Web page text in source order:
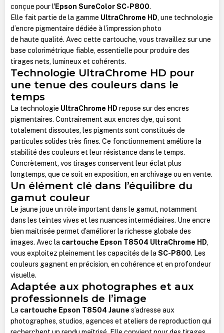
conçue pour l'Epson SureColor SC-P800.
Elle fait partie de la gamme UltraChrome HD, une technologie
d’encre pigmentaire dédiée à l’impression photo
de haute qualité. Avec cette cartouche, vous travaillez sur une
base colorimétrique fiable, essentielle pour produire des
tirages nets, lumineux et cohérents.
Technologie UltraChrome HD pour
une tenue des couleurs dans le
temps
La technologie UltraChrome HD repose sur des encres
pigmentaires. Contrairement aux encres dye, qui sont
totalement dissoutes, les pigments sont constitués de
particules solides très fines. Ce fonctionnement améliore la
stabilité des couleurs et leur résistance dans le temps.
Concrètement, vos tirages conservent leur éclat plus
longtemps, que ce soit en exposition, en archivage ou en vente.
Un élément clé dans l’équilibre du
gamut couleur
Le jaune joue un rôle important dans le gamut, notamment
dans les teintes vives et les nuances intermédiaires. Une encre
bien maîtrisée permet d’améliorer la richesse globale des
images. Avec la cartouche Epson T8504 UltraChrome HD,
vous exploitez pleinement les capacités de la SC-P800. Les
couleurs gagnent en précision, en cohérence et en profondeur
visuelle.
Adaptée aux photographes et aux
professionnels de l’image
La cartouche Epson T8504 Jaune s’adresse aux
photographes, studios, agences et ateliers de reproduction qui